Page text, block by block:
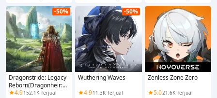
-50%
Dragonstride: Legacy
Reborn(Dragonheir:
Silent Gods)
4.9152.1K Terjual
-50%
Wuthering Waves
4.911.3K Terjual
Zenless Zone Zero
5.021.6K Terjual